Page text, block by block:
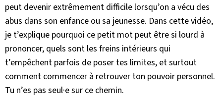
peut devenir extrêmement difficile lorsqu’on a vécu des
abus dans son enfance ou sa jeunesse. Dans cette vidéo,
je t’explique pourquoi ce petit mot peut être si lourd à
prononcer, quels sont les freins intérieurs qui
t’empêchent parfois de poser tes limites, et surtout
comment commencer à retrouver ton pouvoir personnel.
Tu n’es pas seul·e sur ce chemin.